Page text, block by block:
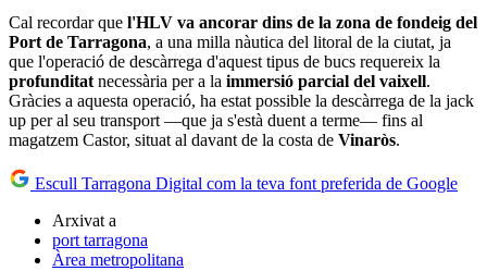
Cal recordar que l'HLV va ancorar dins de la zona de fondeig del
Port de Tarragona, a una milla nàutica del litoral de la ciutat, ja
que l'operació de descàrrega d'aquest tipus de bucs requereix la
profunditatnecessària per a la immersió parcial del vaixell.
Gràcies a aquesta operació, ha estat possible la descàrrega de la jack
up per al seu transport —que ja s'està duent a terme— fins al
magatzem Castor, situat al davant de la costa de Vinaròs.
Escull Tarragona Digital com la teva font preferida de Google
Arxivat a
port tarragona
Àrea metropolitana